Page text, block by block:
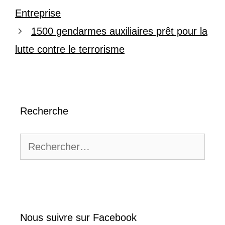
Entreprise
1500 gendarmes auxiliaires prêt pour la
lutte contre le terrorisme
Recherche
Nous suivre sur Facebook